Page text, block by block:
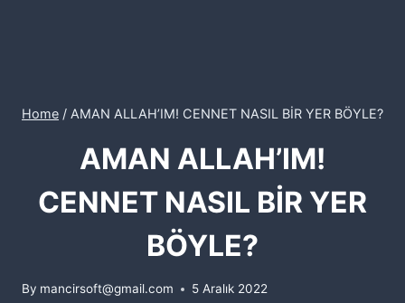
Home / AMAN ALLAH’IM! CENNET NASIL BİR YER BÖYLE?
AMAN ALLAH’IM!
CENNET NASIL BİR YER
BÖYLE?
By mancirsoft@gmail.com 5 Aralık 2022